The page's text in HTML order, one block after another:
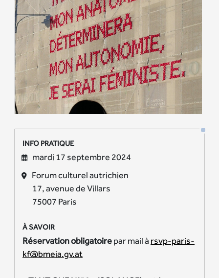
INFO PRATIQUE
mardi 17 septembre 2024
Forum culturel autrichien
17, avenue de Villars
75007 Paris
À SAVOIR
Réservation obligatoirepar mail à rsvp-paris-
kf@bmeia.gv.at